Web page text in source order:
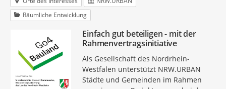
Räumliche Entwicklung
Einfach gut beteiligen - mit der
Rahmenvertragsinitiative
Als Gesellschaft des Nordrhein-
Westfalen unterstützt NRW.URBAN
Städte und Gemeinden im Rahmen